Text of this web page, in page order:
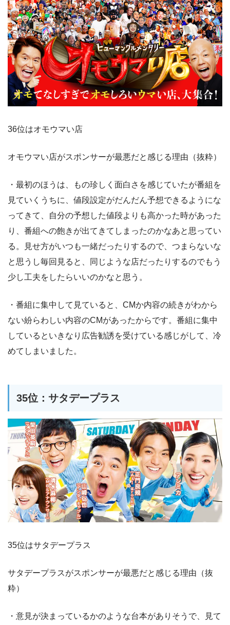
36位はオモウマい店
オモウマい店がスポンサーが最悪だと感じる理由（抜粋）
・最初のほうは、もの珍しく面白さを感じていたが番組を
見ていくうちに、値段設定がだんだん予想できるようにな
ってきて、自分の予想した値段よりも高かった時があった
り、番組への飽きが出てきてしまったのかなあと思ってい
る。見せ方がいつも一緒だったりするので、つまらないな
と思うし毎回見ると、同じような店だったりするのでもう
少し工夫をしたらいいのかなと思う。
・番組に集中して見ていると、CMか内容の続きがわから
ない紛らわしい内容のCMがあったからです。番組に集中
しているといきなり広告勧誘を受けている感じがして、冷
めてしまいました。
35位：サタデープラス
35位はサタデープラス
サタデープラスがスポンサーが最悪だと感じる理由（抜
粋）
・意見が決まっているかのような台本がありそうで、見て